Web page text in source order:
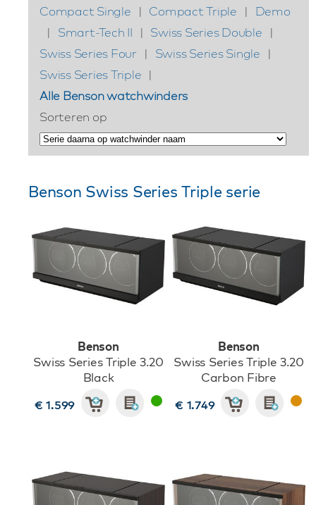
Compact Single
| Compact Triple |
Demo
|
Smart-Tech II | Swiss Series Double
|
Swiss Series Four | Swiss Series Single
|
Swiss Series Triple |
Alle Benson watchwinders
Sorteren op
Benson Swiss Series Triple serie
Benson
Swiss Series Triple 3.20
Black
€ 1.599
Benson
Swiss Series Triple 3.20
Carbon Fibre
€ 1.749